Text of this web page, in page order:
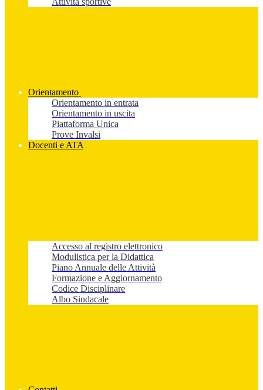
Orientamento
Orientamento in entrata
Orientamento in uscita
Piattaforma Unica
Prove Invalsi
Docenti e ATA
Accesso al registro elettronico
Modulistica per la Didattica
Piano Annuale delle Attività
Formazione e Aggiornamento
Codice Disciplinare
Albo Sindacale